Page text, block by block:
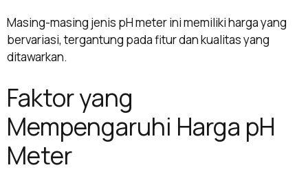
Masing-masing jenis pH meter ini memiliki harga yang
bervariasi, tergantung pada fitur dan kualitas yang
ditawarkan.
Faktor yang
Mempengaruhi Harga pH
Meter